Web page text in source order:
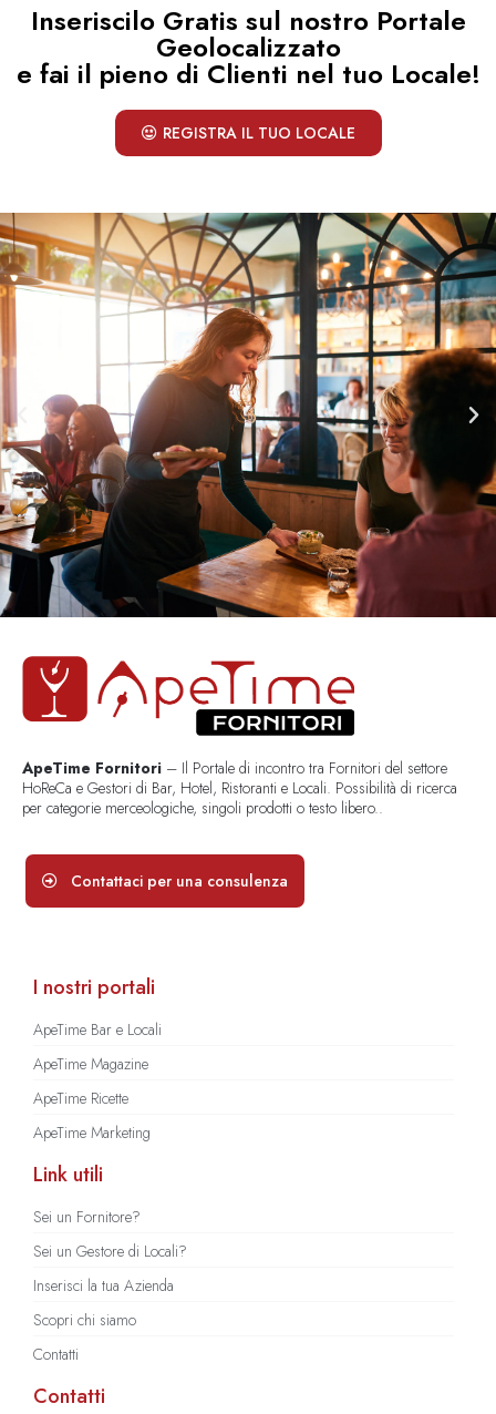
Inseriscilo Gratis sul nostro Portale
Geolocalizzato
e fai il pieno di Clienti nel tuo Locale!
REGISTRA IL TUO LOCALE
ApeTime Fornitori – Il Portale di incontro tra Fornitori del settore
HoReCa e Gestori di Bar, Hotel, Ristoranti e Locali. Possibilità di ricerca
per categorie merceologiche, singoli prodotti o testo libero..
Contattaci per una consulenza
I nostri portali
ApeTime Bar e Locali
ApeTime Magazine
ApeTime Ricette
ApeTime Marketing
Link utili
Sei un Fornitore?
Sei un Gestore di Locali?
Inserisci la tua Azienda
Scopri chi siamo
Contatti
Contatti